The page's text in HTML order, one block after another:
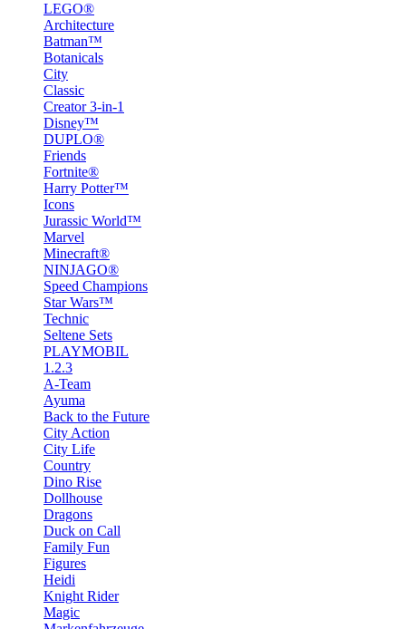
LEGO®
Architecture
Batman™
Botanicals
City
Classic
Creator 3-in-1
Disney™
DUPLO®
Friends
Fortnite®
Harry Potter™
Icons
Jurassic World™
Marvel
Minecraft®
NINJAGO®
Speed Champions
Star Wars™
Technic
Seltene Sets
PLAYMOBIL
1.2.3
A-Team
Ayuma
Back to the Future
City Action
City Life
Country
Dino Rise
Dollhouse
Dragons
Duck on Call
Family Fun
Figures
Heidi
Knight Rider
Magic